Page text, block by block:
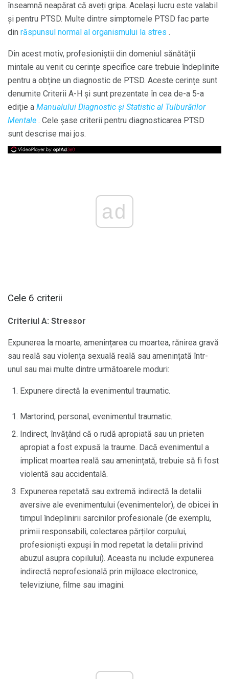
înseamnă neapărat că aveți gripa. Același lucru este valabil
și pentru PTSD. Multe dintre simptomele PTSD fac parte
din răspunsul normal al organismului la stres .
Din acest motiv, profesioniștii din domeniul sănătății
mintale au venit cu cerințe specifice care trebuie îndeplinite
pentru a obține un diagnostic de PTSD. Aceste cerințe sunt
denumite Criterii A-H și sunt prezentate în cea de-a 5-a
ediție a Manualului Diagnostic și Statistic al Tulburărilor
Mentale . Cele șase criterii pentru diagnosticarea PTSD
sunt descrise mai jos.
ad
Cele 6 criterii
Criteriul A: Stressor
Expunerea la moarte, amenințarea cu moartea, rănirea gravă
sau reală sau violența sexuală reală sau amenințată într-
unul sau mai multe dintre următoarele moduri:
Expunere directă la evenimentul traumatic.
Martorind, personal, evenimentul traumatic.
Indirect, învățând că o rudă apropiată sau un prieten
apropiat a fost expusă la traume. Dacă evenimentul a
implicat moartea reală sau amenințată, trebuie să fi fost
violentă sau accidentală.
Expunerea repetată sau extremă indirectă la detalii
aversive ale evenimentului (evenimentelor), de obicei în
timpul îndeplinirii sarcinilor profesionale (de exemplu,
primii responsabili, colectarea părților corpului,
profesioniști expuși în mod repetat la detalii privind
abuzul asupra copilului). Aceasta nu include expunerea
indirectă neprofesională prin mijloace electronice,
televiziune, filme sau imagini.